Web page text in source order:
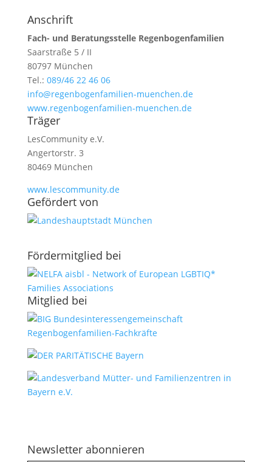
Anschrift
Fach- und Beratungsstelle Regenbogenfamilien
Saarstraße 5 / II
80797 München
Tel.: 089/46 22 46 06
info@regenbogenfamilien-muenchen.de
www.regenbogenfamilien-muenchen.de
Träger
LesCommunity e.V.
Angertorstr. 3
80469 München
www.lescommunity.de
Geför­dert von
Förder­­mit­glied bei
Mit­glied bei
Newsletter abonnieren